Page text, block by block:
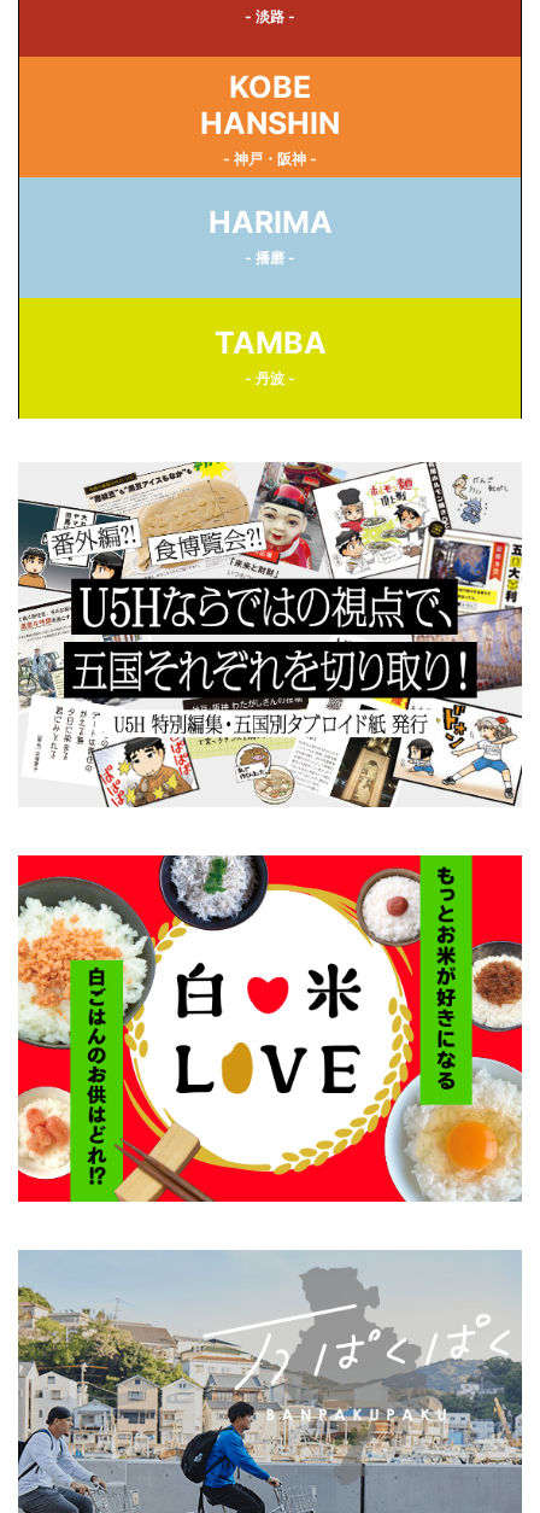
- 淡路 -
KOBE
HANSHIN
- 神戸・阪神 -
HARIMA
- 播磨 -
TAMBA
- 丹波 -